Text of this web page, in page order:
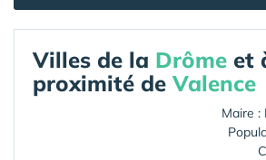
Villes de la Drôme et
proximité deValence
Maire :